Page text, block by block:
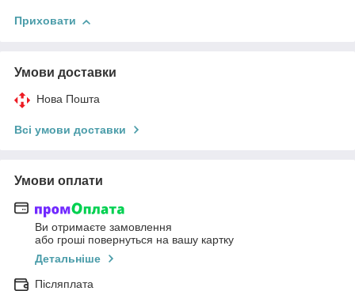
Приховати
Умови доставки
Нова Пошта
Всі умови доставки
Умови оплати
Ви отримаєте замовлення
або гроші повернуться на вашу картку
Детальніше
Післяплата